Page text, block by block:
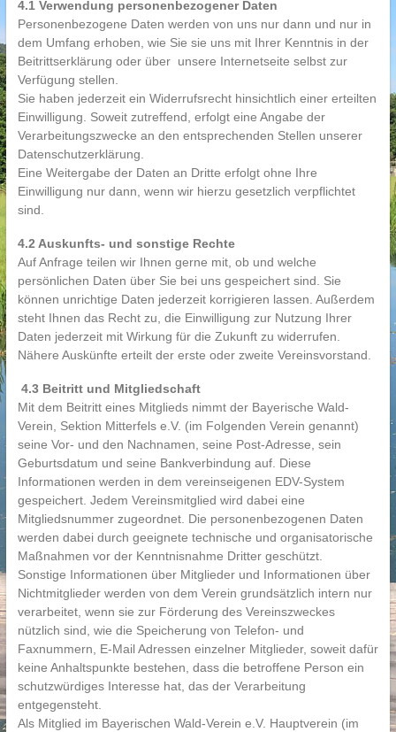
4.1 Verwendung personenbezogener Daten
Personenbezogene Daten werden von uns nur dann und nur in
dem Umfang erhoben, wie Sie sie uns mit Ihrer Kenntnis in der
Beitrittserklärung oder über unsere Internetseite selbst zur
Verfügung stellen.
Sie haben jederzeit ein Widerrufsrecht hinsichtlich einer erteilten
Einwilligung. Soweit zutreffend, erfolgt eine Angabe der
Verarbeitungszwecke an den entsprechenden Stellen unserer
Datenschutzerklärung.
Eine Weitergabe der Daten an Dritte erfolgt ohne Ihre
Einwilligung nur dann, wenn wir hierzu gesetzlich verpflichtet
sind.
4.2 Auskunfts- und sonstige Rechte
Auf Anfrage teilen wir Ihnen gerne mit, ob und welche
persönlichen Daten über Sie bei uns gespeichert sind. Sie
können unrichtige Daten jederzeit korrigieren lassen. Außerdem
steht Ihnen das Recht zu, die Einwilligung zur Nutzung Ihrer
Daten jederzeit mit Wirkung für die Zukunft zu widerrufen.
Nähere Auskünfte erteilt der erste oder zweite Vereinsvorstand.
4.3 Beitritt und Mitgliedschaft
Mit dem Beitritt eines Mitglieds nimmt der Bayerische Wald-
Verein, Sektion Mitterfels e.V. (im Folgenden Verein genannt)
seine Vor- und den Nachnamen, seine Post-Adresse, sein
Geburtsdatum und seine Bankverbindung auf. Diese
Informationen werden in dem vereinseigenen EDV-System
gespeichert. Jedem Vereinsmitglied wird dabei eine
Mitgliedsnummer zugeordnet. Die personenbezogenen Daten
werden dabei durch geeignete technische und organisatorische
Maßnahmen vor der Kenntnisnahme Dritter geschützt.
Sonstige Informationen über Mitglieder und Informationen über
Nichtmitglieder werden von dem Verein grundsätzlich intern nur
verarbeitet, wenn sie zur Förderung des Vereinszweckes
nützlich sind, wie die Speicherung von Telefon- und
Faxnummern, E-Mail Adressen einzelner Mitglieder, soweit dafür
keine Anhaltspunkte bestehen, dass die betroffene Person ein
schutzwürdiges Interesse hat, das der Verarbeitung
entgegensteht.
Als Mitglied im Bayerischen Wald-Verein e.V. Hauptverein (im